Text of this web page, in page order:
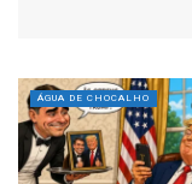
ÁGUA DE CHOCALHO